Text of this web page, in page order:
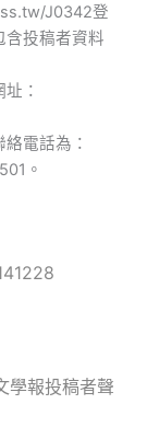
J0342登
含投稿者資料
：
電話為：
。
學報投稿者聲